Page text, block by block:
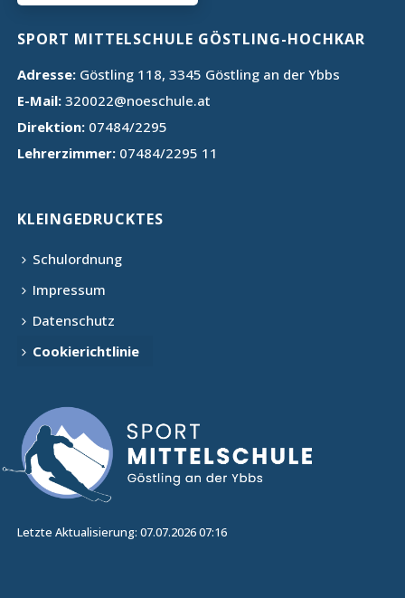
SPORT MITTELSCHULE GÖSTLING-HOCHKAR
Adresse: Göstling 118, 3345 Göstling an der Ybbs
E-Mail: 320022@noeschule.at
Direktion: 07484/2295
Lehrerzimmer: 07484/2295 11
KLEINGEDRUCKTES
Schulordnung
Impressum
Datenschutz
Cookierichtlinie
Letzte Aktualisierung: 07.07.2026 07:16